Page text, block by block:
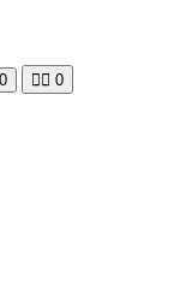
0 🧘‍♀️ 0